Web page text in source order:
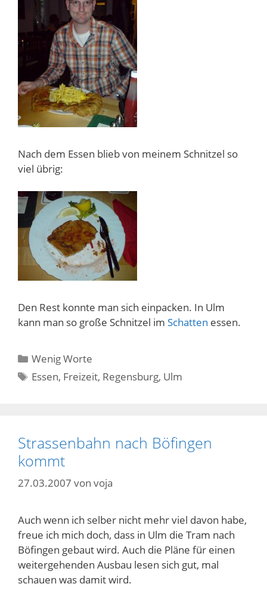
Nach dem Essen blieb von meinem Schnitzel so
viel übrig:
Den Rest konnte man sich einpacken. In Ulm
kann man so große Schnitzel im Schatten essen.
Kategorien
Wenig Worte
Schlagwörter
Essen, Freizeit, Regensburg, Ulm
Strassenbahn nach Böfingen
kommt
27.03.2007 von voja
Auch wenn ich selber nicht mehr viel davon habe,
freue ich mich doch, dass in Ulm die Tram nach
Böfingen gebaut wird. Auch die Pläne für einen
weitergehenden Ausbau lesen sich gut, mal
schauen was damit wird.